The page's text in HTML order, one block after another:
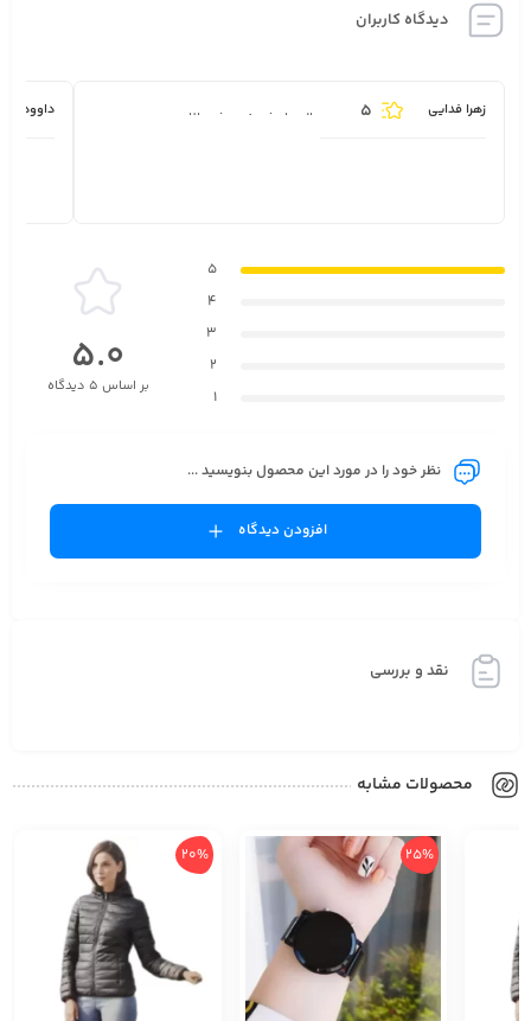
دیدگاه کاربران
زهرا فدایی 5 عالیه ارزش خریدش بالاست. داوود
5
4
3
2
1
5.0
بر اساس 5 دیدگاه
نظر خود را در مورد این محصول بنویسید ...
افزودن دیدگاه
نقد و بررسی
محصولات مشابه
25%
20%